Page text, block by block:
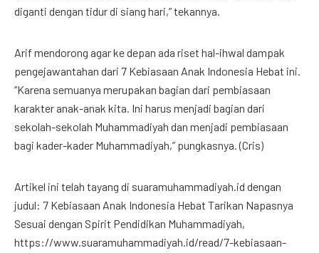
diganti dengan tidur di siang hari,” tekannya.
Arif mendorong agar ke depan ada riset hal-ihwal dampak
pengejawantahan dari 7 Kebiasaan Anak Indonesia Hebat ini.
“Karena semuanya merupakan bagian dari pembiasaan
karakter anak-anak kita. Ini harus menjadi bagian dari
sekolah-sekolah Muhammadiyah dan menjadi pembiasaan
bagi kader-kader Muhammadiyah,” pungkasnya. (Cris)
Artikel ini telah tayang di suaramuhammadiyah.id dengan
judul: 7 Kebiasaan Anak Indonesia Hebat Tarikan Napasnya
Sesuai dengan Spirit Pendidikan Muhammadiyah,
https://www.suaramuhammadiyah.id/read/7-kebiasaan-